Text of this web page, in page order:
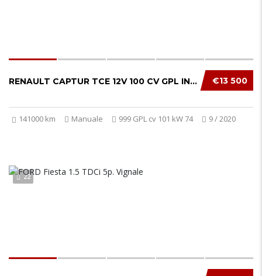
€13 500
RENAULT CAPTUR TCE 12V 100 CV GPL INTENSE...
141000 km Manuale 999 GPL cv 101 kW 74 9 / 2020
22